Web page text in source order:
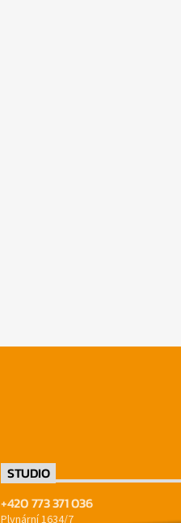
STUDIO
+420 773 371 036
Plynární 1634/7